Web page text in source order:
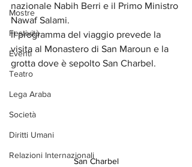
Mostre
Festività
Eventi
Teatro
Lega Araba
Società
Diritti Umani
Relazioni Internazionali
nazionale Nabih Berri e il Primo Ministro
Nawaf Salami.
Il programma del viaggio prevede la
visita al Monastero di San Maroun e la
grotta dove è sepolto San Charbel.
San Charbel